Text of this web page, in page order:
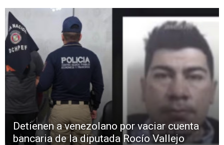
Detienen a venezolano por vaciar cuenta
bancaria de la diputada Rocío Vallejo